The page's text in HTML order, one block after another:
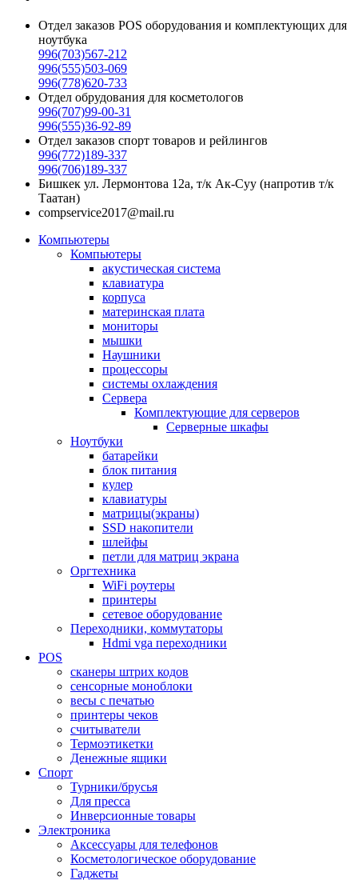
Отдел заказов POS оборудования и комплектующих для
ноутбука
996(703)567-212
996(555)503-069
996(778)620-733
Отдел обрудования для косметологов
996(707)99-00-31
996(555)36-92-89
Отдел заказов спорт товаров и рейлингов
996(772)189-337
996(706)189-337
Бишкек ул. Лермонтова 12а, т/к Ак-Суу (напротив т/к
Таатан)
compservice2017@mail.ru
Компьютеры
Компьютеры
акустическая система
клавиатура
корпуса
материнская плата
мониторы
мышки
Наушники
процессоры
системы охлаждения
Сервера
Комплектующие для серверов
Серверные шкафы
Ноутбуки
батарейки
блок питания
кулер
клавиатуры
матрицы(экраны)
SSD накопители
шлейфы
петли для матриц экрана
Оргтехника
WiFi роутеры
принтеры
сетевое оборудование
Переходники, коммутаторы
Hdmi vga переходники
POS
сканеры штрих кодов
сенсорные моноблоки
весы с печатью
принтеры чеков
считыватели
Термоэтикетки
Денежные ящики
Спорт
Турники/брусья
Для пресса
Инверсионные товары
Электроника
Аксессуары для телефонов
Косметологическое оборудование
Гаджеты